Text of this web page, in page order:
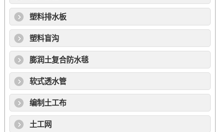
塑料排水板
塑料盲沟
膨润土复合防水毯
软式透水管
编制土工布
土工网